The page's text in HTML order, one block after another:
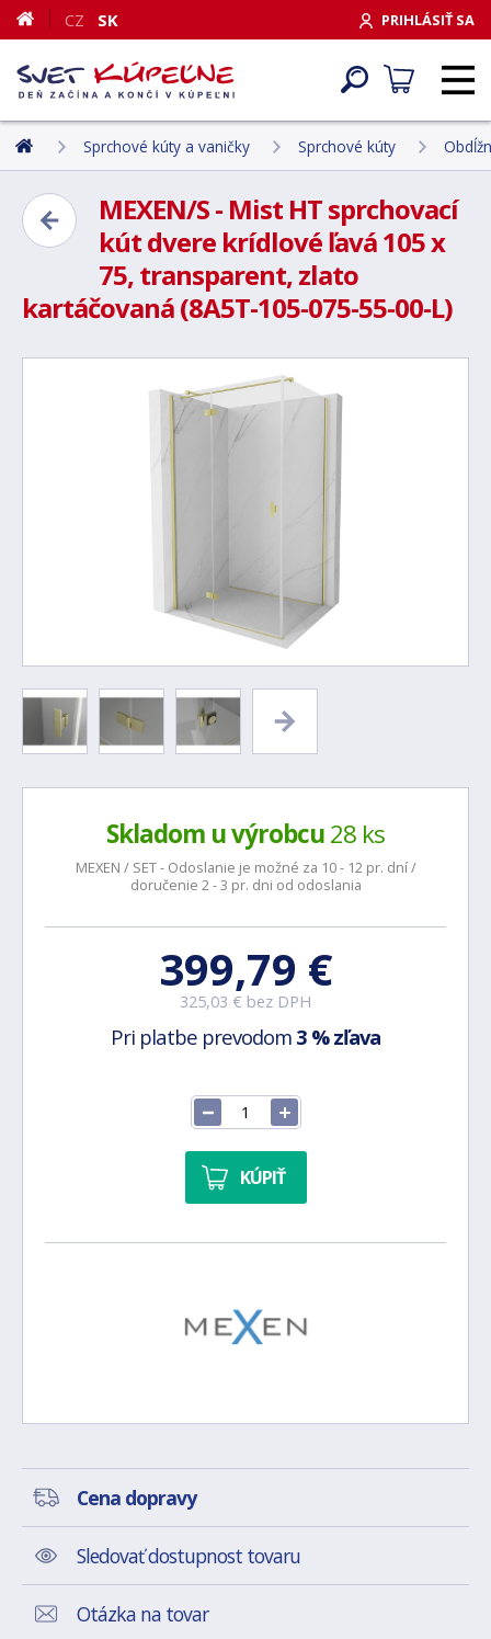
PRIHLÁSIŤ SA
CZ SK
Sprchové kúty a vaničky Sprchové kúty
MEXEN/S - Mist HT sprchovací
kút dvere krídlové ľavá 105 x
75, transparent, zlato
kartáčovaná (8A5T-105-075-55-00-L)
Skladom u výrobcu28 ks
MEXEN / SET - Odoslanie je možné za 10 - 12 pr. dní /
doručenie 2 - 3 pr. dni od odoslania
399,79 €
325,03 € bez DPH
Pri platbe prevodom 3 % zľava
KÚPIŤ
Cena dopravy
Sledovať dostupnost tovaru
Otázka na tovar